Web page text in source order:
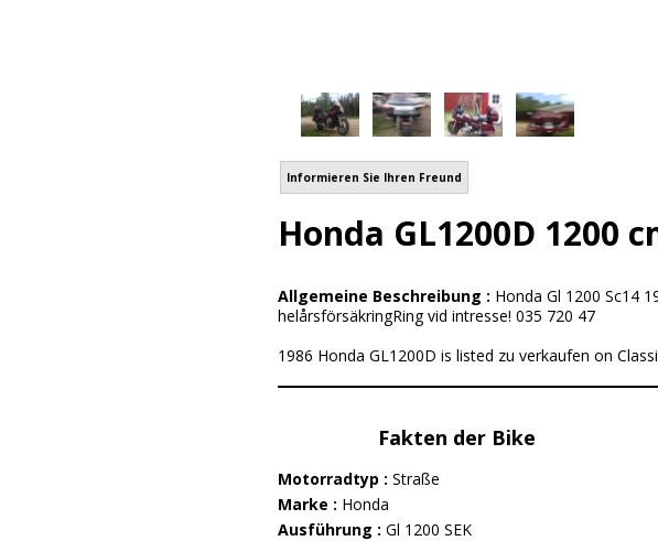
Informieren Sie Ihren Freund
Honda GL1200D 1200
Allgemeine Beschreibung : Honda Gl 1200 Sc14
helårsförsäkringRing vid intresse! 035 720 47
1986 Honda GL1200D is listed zu verkaufen on
Fakten der Bike
Motorradtyp : Straße
Marke : Honda
Ausführung : Gl 1200 SEK